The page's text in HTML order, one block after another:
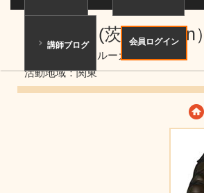
講師ブログ 会員ログイン
樋口昭彦 (茨城）（Un）
ニックネーム：ルーカス
活動地域：関東